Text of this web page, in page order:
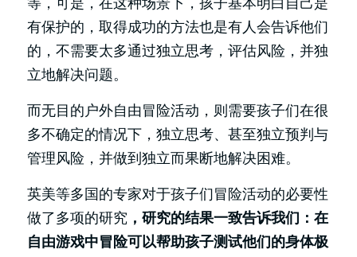
等，可是，在这种场景下，孩子基本明白自己是
有保护的，取得成功的方法也是有人会告诉他们
的，不需要太多通过独立思考，评估风险，并独
立地解决问题。
而无目的户外自由冒险活动，则需要孩子们在很
多不确定的情况下，独立思考、甚至独立预判与
管理风险，并做到独立而果断地解决困难。
英美等多国的专家对于孩子们冒险活动的必要性
做了多项的研究 ，研究的结果一致告诉我们：在
自由游戏中冒险可以帮助孩子测试他们的身体极